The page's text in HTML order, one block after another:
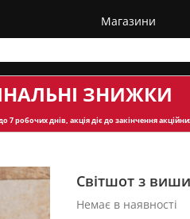
Магазини
ЗНИЖКИ
7 робочих днів, акція діє до закінчення
Світшот з
Немає в наявності